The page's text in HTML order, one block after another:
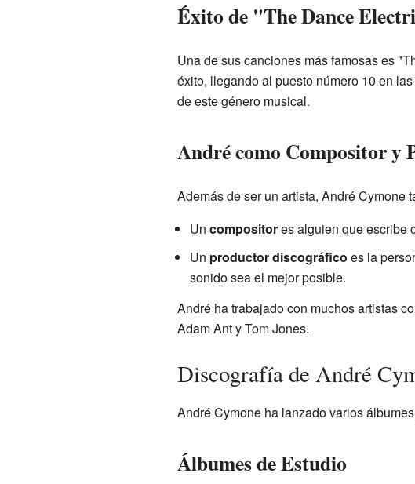
Éxito de "The Dance
Una de sus canciones más famosas es
éxito, llegando al puesto número 10 en
de este género musical.
André como Compositor y
Además de ser un artista, André Cymone
Un compositores alguien que escribe
Un productor discográfico es la
sonido sea el mejor posible.
André ha trabajado con muchos artistas
Adam Ant y Tom Jones.
Discografía de André
André Cymone ha lanzado varios
Álbumes de Estudio